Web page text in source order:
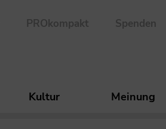
PROkompakt Spenden
Kultur Meinung